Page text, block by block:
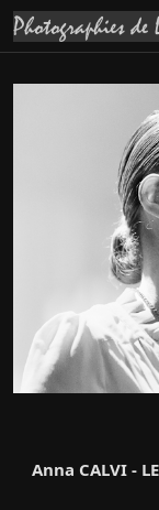
Anna CALVI -